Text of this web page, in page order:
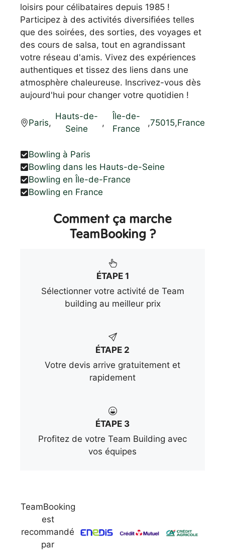
loisirs pour célibataires depuis 1985 !
Participez à des activités diversifiées telles
que des soirées, des sorties, des voyages et
des cours de salsa, tout en agrandissant
votre réseau d'amis. Vivez des expériences
authentiques et tissez des liens dans une
atmosphère chaleureuse. Inscrivez-vous dès
aujourd'hui pour changer votre quotidien !
Paris,
Hauts-de-
Seine
,
Île-de-
France
,75015,France
Bowling à Paris
Bowling dans les Hauts-de-Seine
Bowling en Île-de-France
Bowling en France
Comment ça marche
TeamBooking ?
ÉTAPE 1
Sélectionner votre activité de Team
building au meilleur prix
ÉTAPE 2
Votre devis arrive gratuitement et
rapidement
ÉTAPE 3
Profitez de votre Team Building avec
vos équipes
TeamBooking
est
recommandé
par